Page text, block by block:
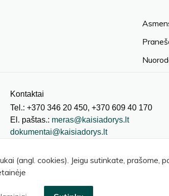
Kontaktai
Tel.: +370 346 20 450, +370 609 40 170
El. paštas.: meras@kaisiadorys.lt
dokumentai@kaisiadorys.lt
© 2026 Kaišiadorių rajono savivaldybė
(angl. cookies). Jeigu sutinkate, prašome,